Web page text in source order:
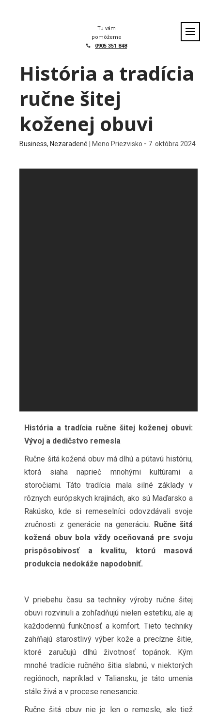
Tu vám
pomôžeme
0905 351 848
História a tradícia
ručne šitej
koženej obuvi
Business, Nezaradené Meno Priezvisko - 7. októbra 2024
História a tradícia ručne šitej koženej obuvi:
Vývoj a dedičstvo remesla
Ručne šitá kožená obuv má dlhú a pútavú históriu,
ktorá siaha naprieč mnohými kultúrami a
storočiami. Táto tradícia mala silné základy v
rôznych európskych krajinách, ako sú Maďarsko a
Rakúsko, kde si remeselníci odovzdávali svoje
zručnosti z generácie na generáciu. Ručne šitá
kožená obuv bola vždy oceňovaná pre svoju
prispôsobivosť a kvalitu, ktorú masová
produkcia nedokáže napodobniť.
V priebehu času sa techniky výroby ručne šitej
obuvi rozvinuli a zohľadňujú nielen estetiku, ale aj
každodennú funkčnosť a komfort. Tieto techniky
zahŕňajú starostlivý výber kože a precízne šitie,
ktoré zaručujú dlhú životnosť topánok. Kým
mnohé tradície ručného šitia slabnú, v niektorých
regiónoch, napríklad v Taliansku, je táto umenia
stále živá a v procese renesancie.
Ručne šitá obuv nie je len o remesle, ale tiež